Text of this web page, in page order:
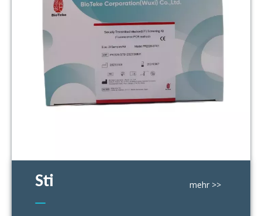
Sti mehr >>